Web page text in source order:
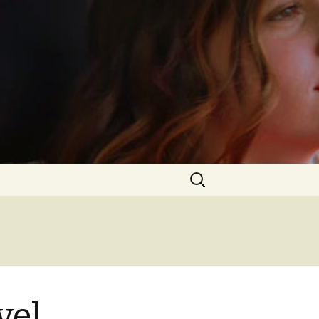
Rechercher :